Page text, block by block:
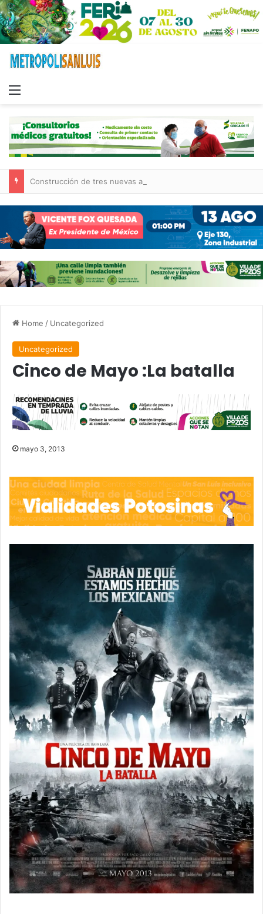
Home / Uncategorized
Uncategorized
Cinco de Mayo :La batalla
mayo 3, 2013